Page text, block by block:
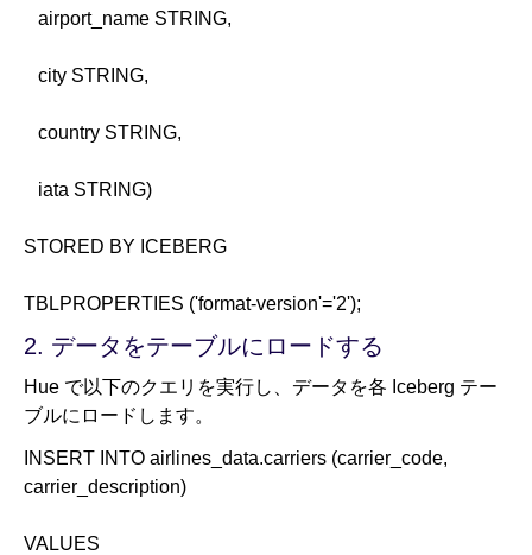
airport_name STRING,
city STRING,
country STRING,
iata STRING)
STORED BY ICEBERG
TBLPROPERTIES ('format-version'='2');
2. データをテーブルにロードする
Hue で以下のクエリを実行し、データを各 Iceberg テー
ブルにロードします。
INSERT INTO airlines_data.carriers (carrier_code,
carrier_description)
VALUES